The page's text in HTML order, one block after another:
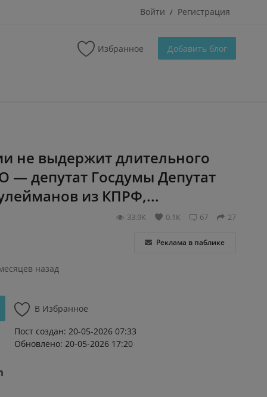
Войти / Регистрация
Избранное Добавить блог
не выдержит длительного
— депутат Госдумы Депутат
из КПРФ,...
27
67
0.1К
33.9К
Реклама в паблике
назад
В Избранное
Пост создан: 20-05-2026 07:33
Обновлено: 20-05-2026 17:20